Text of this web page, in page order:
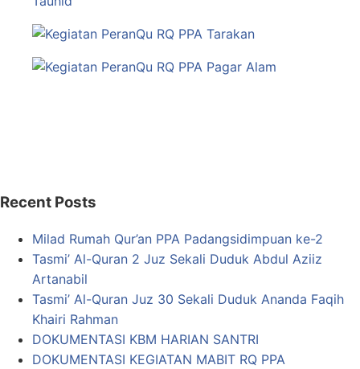
Recent Posts
Milad Rumah Qur’an PPA Padangsidimpuan ke-2
Tasmi’ Al-Quran 2 Juz Sekali Duduk Abdul Aziiz
Artanabil
Tasmi’ Al-Quran Juz 30 Sekali Duduk Ananda Faqih
Khairi Rahman
DOKUMENTASI KBM HARIAN SANTRI
DOKUMENTASI KEGIATAN MABIT RQ PPA